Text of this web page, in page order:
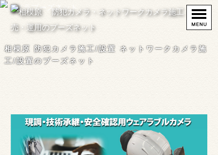
相模原 防犯カメラ施工/設置 ネットワークカメラ施
工/設置のプーズネット